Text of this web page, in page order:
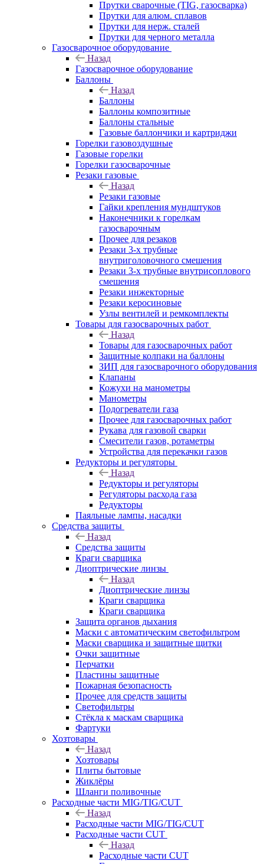
Прутки сварочные (TIG, газосварка)
Прутки для алюм. сплавов
Прутки для нерж. сталей
Прутки для черного металла
Газосварочное оборудование
Назад
Газосварочное оборудование
Баллоны
Назад
Баллоны
Баллоны композитные
Баллоны стальные
Газовые баллончики и картриджи
Горелки газовоздушные
Газовые горелки
Горелки газосварочные
Резаки газовые
Назад
Резаки газовые
Гайки крепления мундштуков
Наконечники к горелкам
газосварочным
Прочее для резаков
Резаки 3-х трубные
внутриголовочного смешения
Резаки 3-х трубные внутрисоплового
смешения
Резаки инжекторные
Резаки керосиновые
Узлы вентилей и ремкомплекты
Товары для газосварочных работ
Назад
Товары для газосварочных работ
Защитные колпаки на баллоны
ЗИП для газосварочного оборудования
Клапаны
Кожухи на манометры
Манометры
Подогреватели газа
Прочее для газосварочных работ
Рукава для газовой сварки
Смесители газов, ротаметры
Устройства для перекачки газов
Редукторы и регуляторы
Назад
Редукторы и регуляторы
Регуляторы расхода газа
Редукторы
Паяльные лампы, насадки
Средства защиты
Назад
Средства защиты
Краги сварщика
Диоптрические линзы
Назад
Диоптрические линзы
Краги сварщика
Краги сварщика
Защита органов дыхания
Маски с автоматическим светофильтром
Маски сварщика и защитные щитки
Очки защитные
Перчатки
Пластины защитные
Пожарная безопасность
Прочее для средств защиты
Светофильтры
Стёкла к маскам сварщика
Фартуки
Хозтовары
Назад
Хозтовары
Плиты бытовые
Жиклёры
Шланги поливочные
Расходные части MIG/TIG/CUT
Назад
Расходные части MIG/TIG/CUT
Расходные части CUT
Назад
Расходные части CUT